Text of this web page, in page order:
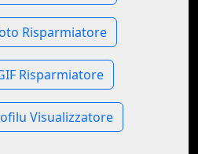
Risparmiatore
Risparmiatore
Visualizzatore